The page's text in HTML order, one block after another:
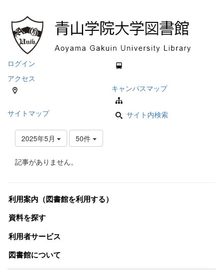
ログイン
アクセス
キャンパスマップ
サイトマップ サイト内検索
2025年5月 50件
記事がありません。
利用案内（図書館を利用する）
資料を探す
利用者サービス
図書館について